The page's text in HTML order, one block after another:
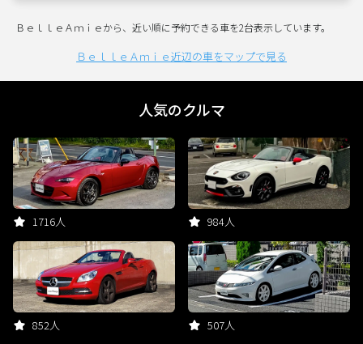
ＢｅｌｌｅＡｍｉｅから、近い順に予約できる車を2台表示しています。
ＢｅｌｌｅＡｍｉｅ近辺の車をマップで見る
人気のクルマ
1716人 984人
852人 507人